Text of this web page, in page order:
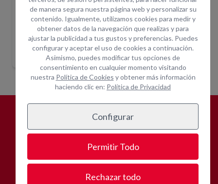
I/E 227KG
TIJERA ELECTRICA 5,8M INT 240KG
Indique ubicación
para mostrar
precios
TIJERA ELECTRICA 8M I/E
Indique ubicación
para mostrar
precios
¿POR QUÉALQUILAR CON
OPEIN?
de manera segura nuestra página web y personalizar su
contenido. Igualmente, utilizamos cookies para medir y
obtener datos de la navegación que realizas y para
ajustar la publicidad a tus gustos y preferencias. Puedes
configurar y aceptar el uso de cookies a continuación.
Asimismo, puedes modificar tus opciones de
consentimiento en cualquier momento visitando
nuestra Política de Cookies y obtener más información
haciendo clic en: Política de Privacidad
Configurar
Permitir Todo
Rechazar todo